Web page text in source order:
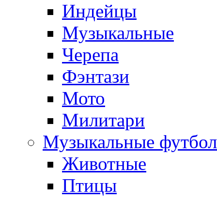
Индейцы
Музыкальные
Черепа
Фэнтази
Мото
Милитари
Музыкальные
Животные
Птицы